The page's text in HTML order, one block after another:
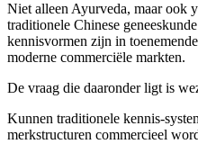
Niet alleen Ayurveda, maar ook
traditionele Chinese
kennisvormen zijn in
moderne commerciële markten.
De vraag die daaronder ligt is
Kunnen traditionele kennis-
merkstructuren commercieel